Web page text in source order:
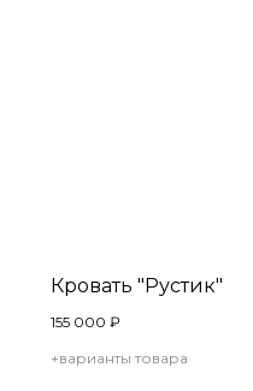
Кровать "Рустик"
155 000 ₽
+варианты товара